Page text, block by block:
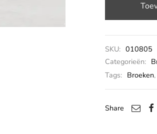
SKU: 010805
Categorieën:
Tags: Broeken,
Share